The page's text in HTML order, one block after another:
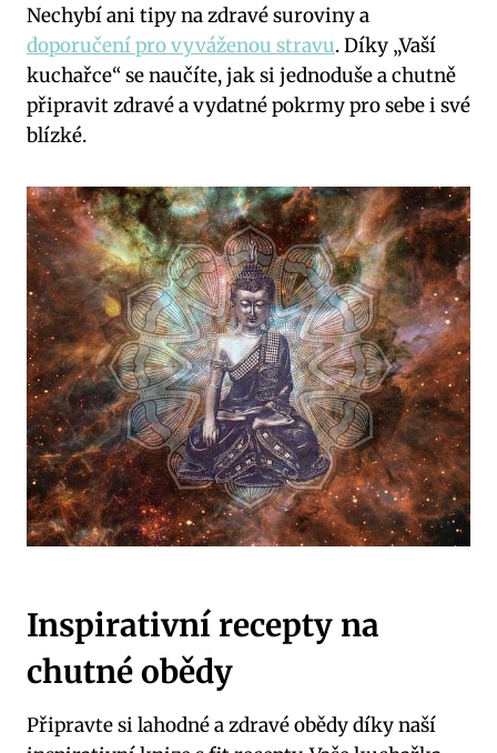
Nechybí ani tipy na zdravé suroviny a
doporučení pro vyváženou stravu. Díky „Vaší
kuchařce“ se naučíte, jak si jednoduše a chutně
připravit zdravé a vydatné pokrmy pro sebe i své
blízké.
Inspirativní recepty na
chutné obědy
Připravte si lahodné a zdravé obědy díky naší